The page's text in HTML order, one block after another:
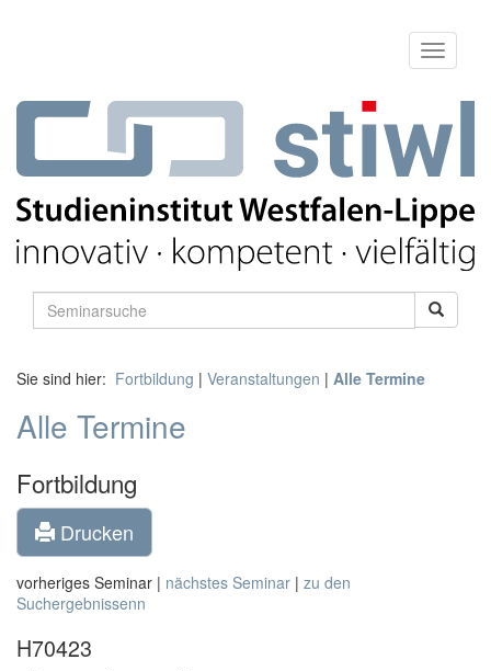
Sie sind hier: Fortbildung | Veranstaltungen | Alle Termine
Alle Termine
Fortbildung
Drucken
vorheriges Seminar | nächstes Seminar | zu den
Suchergebnissenn
H70423